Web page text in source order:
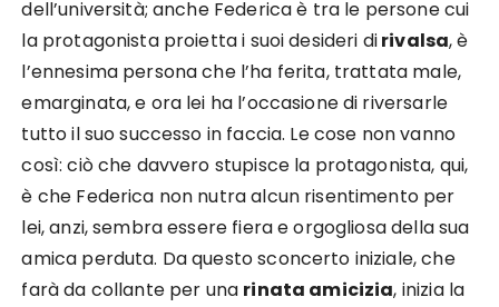
dell’università; anche Federica è tra le persone cui
la protagonista proietta i suoi desideri dirivalsa, è
l’ennesima persona che l’ha ferita, trattata male,
emarginata, e ora lei ha l’occasione di riversarle
tutto il suo successo in faccia. Le cose non vanno
così: ciò che davvero stupisce la protagonista, qui,
è che Federica non nutra alcun risentimento per
lei, anzi, sembra essere fiera e orgogliosa della sua
amica perduta. Da questo sconcerto iniziale, che
farà da collante per una rinata amicizia, inizia la